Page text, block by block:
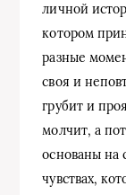
личной
котором
разные
своя и
грубит и
молчит, а
основаны на
чувствах,